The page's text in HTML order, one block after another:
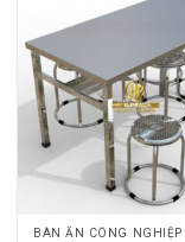
BÀN ĂN CÔNG NGHIỆP